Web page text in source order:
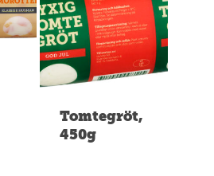
Tomtegröt,
450g